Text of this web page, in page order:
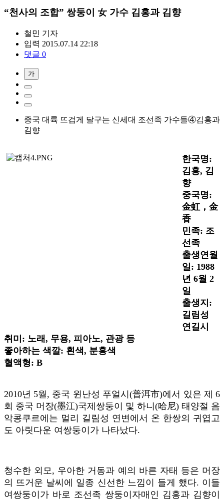
“천사의 조합” 쌍둥이 女 가수 김홍과 김향
철민 기자
입력 2015.07.14 22:18
댓글 0
가
중국 대륙 뜨겁게 달구는 신세대 조선족 가수들④김홍과
김향
한국명:
김홍, 김
향
중국명:
金虹，金
香
민족: 조
선족
출생연월
일: 1988
년 6월 2
일
출생지:
길림성
연길시
취미: 노래, 무용, 피아노, 관광 등
좋아하는 색깔: 흰색, 분홍색
혈액형: B
2010년 5월, 중국 윈난성 푸얼시(普洱市)에서 있은 제 6
회 중국 머장(墨江)국제쌍둥이 및 하니(哈尼) 태양절 음
악콩쿠르에는 멀리 길림성 연변에서 온 한쌍의 귀엽고
도 아릿다운 여쌍둥이가 나타났다.
청수한 외모, 우아한 거동과 예의 바른 자태 등은 머장
의 뜨거운 날씨에 일종 신선한 느낌이 들게 했다. 이들
여쌍둥이가 바로 조선족 쌍둥이자매인 김홍과 김향이